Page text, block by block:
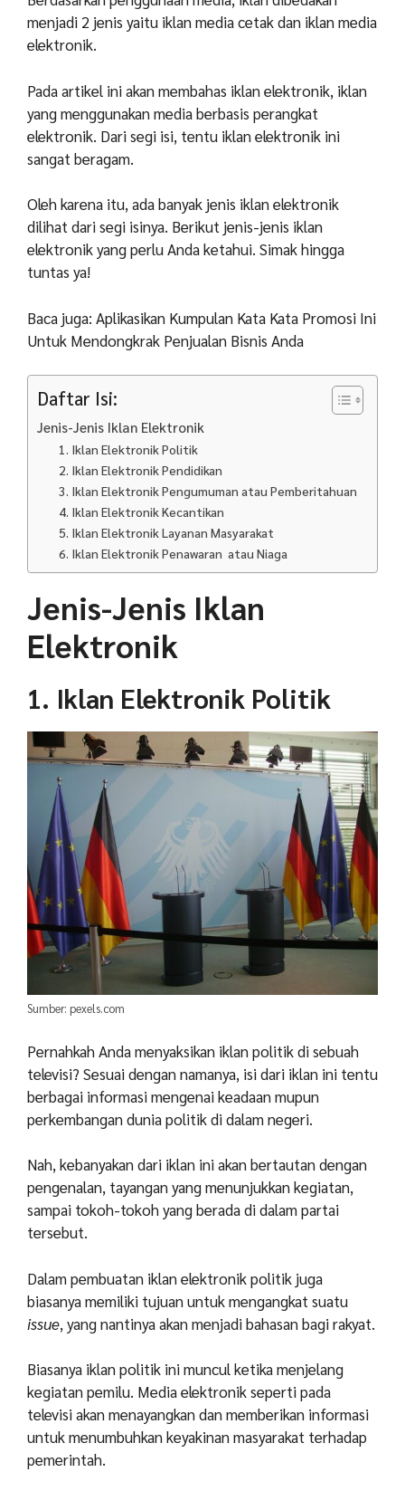
menjadi 2 jenis yaitu iklan media cetak dan iklan media
elektronik.
Pada artikel ini akan membahas iklan elektronik, iklan
yang menggunakan media berbasis perangkat
elektronik. Dari segi isi, tentu iklan elektronik ini
sangat beragam.
Oleh karena itu, ada banyak jenis iklan elektronik
dilihat dari segi isinya. Berikut jenis-jenis iklan
elektronik yang perlu Anda ketahui. Simak hingga
tuntas ya!
Baca juga: Aplikasikan Kumpulan Kata Kata Promosi Ini
Untuk Mendongkrak Penjualan Bisnis Anda
Daftar Isi:
Jenis-Jenis Iklan Elektronik
1. Iklan Elektronik Politik
2. Iklan Elektronik Pendidikan
3. Iklan Elektronik Pengumuman atau Pemberitahuan
4. Iklan Elektronik Kecantikan
5. Iklan Elektronik Layanan Masyarakat
6. Iklan Elektronik Penawaran atau Niaga
Jenis-Jenis Iklan
Elektronik
1. Iklan Elektronik Politik
Sumber: pexels.com
Pernahkah Anda menyaksikan iklan politik di sebuah
televisi? Sesuai dengan namanya, isi dari iklan ini tentu
berbagai informasi mengenai keadaan mupun
perkembangan dunia politik di dalam negeri.
Nah, kebanyakan dari iklan ini akan bertautan dengan
pengenalan, tayangan yang menunjukkan kegiatan,
sampai tokoh-tokoh yang berada di dalam partai
tersebut.
Dalam pembuatan iklan elektronik politik juga
biasanya memiliki tujuan untuk mengangkat suatu
issue, yang nantinya akan menjadi bahasan bagi rakyat.
Biasanya iklan politik ini muncul ketika menjelang
kegiatan pemilu. Media elektronik seperti pada
televisi akan menayangkan dan memberikan informasi
untuk menumbuhkan keyakinan masyarakat terhadap
pemerintah.